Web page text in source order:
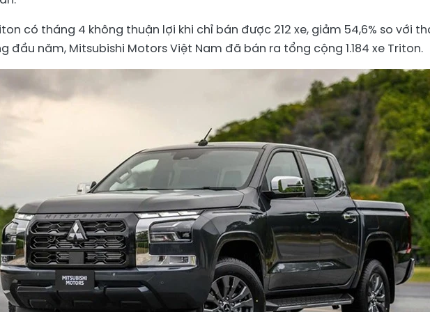
có tháng 4 không thuận lợi khi chỉ bán được 212 xe, giảm 54,6% so với
đầu năm, Mitsubishi Motors Việt Nam đã bán ra tổng cộng 1.184 xe Triton.